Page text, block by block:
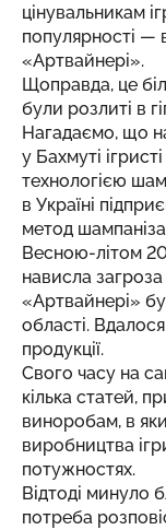
цінувальникам
популярності —
«Артвайнері».
Щоправда, це
були розлиті в
Нагадаємо, що
у Бахмуті
технологією
в Україні
метод
Весною-літом
нависла загроза
«Артвайнері»
області. Вдалося
продукції.
Свого часу на
кілька статей,
виноробам, в
виробництва
потужностях.
Відтоді минуло
потреба